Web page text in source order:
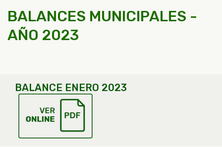
BALANCES MUNICIPALES -
AÑO 2023
BALANCE ENERO 2023